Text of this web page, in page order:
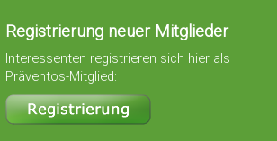
Registrierung neuer Mitglieder
Interessenten registrieren sich hier als
Präventos-Mitglied: